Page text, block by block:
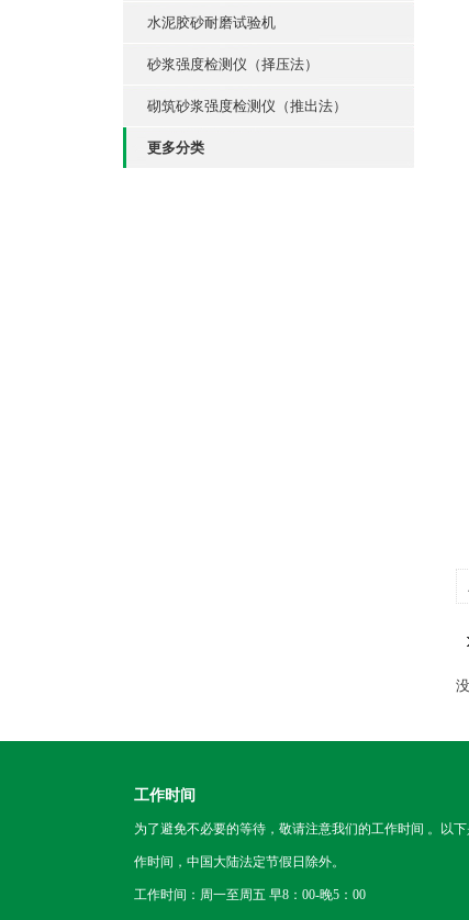
水泥胶砂耐磨试验机
砂浆强度检测仪（择压法）
砌筑砂浆强度检测仪（推出法）
更多分类
工作时间
为了避免不必要的等待，敬请注意我们的工作时间 。以
作时间，中国大陆法定节假日除外。
工作时间：周一至周五 早8：00-晚5：00